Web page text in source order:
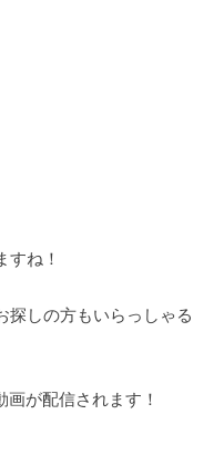
すね！
探しの方もいらっしゃる
が配信されます！